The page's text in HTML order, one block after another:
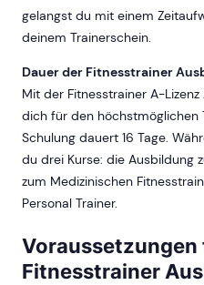
gelangst du mit einem
deinem Trainerschein.
Dauer der Fitnesstrainer
Mit der Fitnesstrainer A-
dich für den höchstmöglichen
Schulung dauert 16 Tage.
du drei Kurse: die Ausbildung
zum Medizinischen
Personal Trainer.
Voraussetzungen
Fitnesstrainer